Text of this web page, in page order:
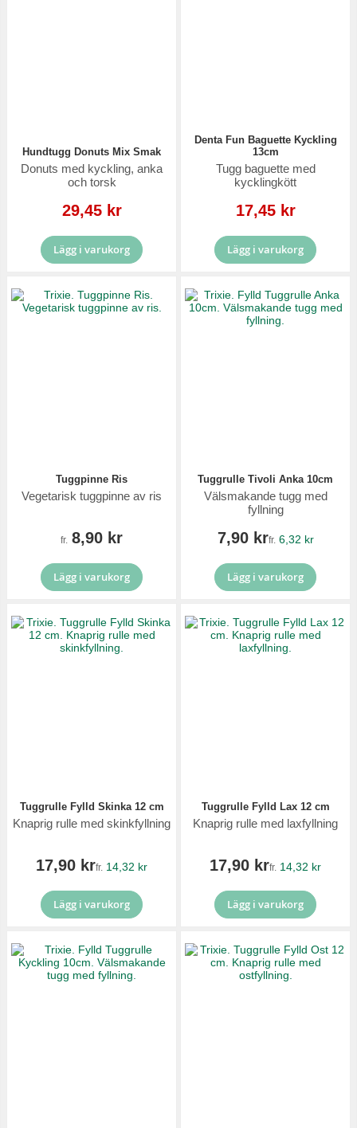
Hundtugg Donuts Mix Smak
Donuts med kyckling, anka
och torsk
Reapris
29,45 kr
Lägg i varukorg
Denta Fun Baguette Kyckling
13cm
Tugg baguette med
kycklingkött
Reapris
17,45 kr
Lägg i varukorg
Tuggpinne Ris
Vegetarisk tuggpinne av ris
fr. 8,90 kr
Lägg i varukorg
Tuggrulle Tivoli Anka 10cm
Välsmakande tugg med
fyllning
7,90 krfr. 6,32 kr
Lägg i varukorg
Tuggrulle Fylld Skinka 12 cm
Knaprig rulle med skinkfyllning
17,90 krfr. 14,32 kr
Lägg i varukorg
Tuggrulle Fylld Lax 12 cm
Knaprig rulle med laxfyllning
17,90 krfr. 14,32 kr
Lägg i varukorg